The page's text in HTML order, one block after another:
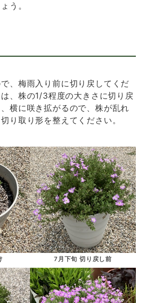
う。
、梅雨入り前に切り戻してくだ
、株の1/3程度の大きさに切り戻
横に咲き拡がるので、株が乱れ
り取り形を整えてください。
7月下旬 切り戻し前